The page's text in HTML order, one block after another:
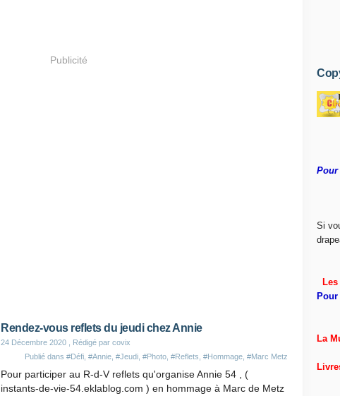
Publicité
Rendez-vous reflets du jeudi chez Annie
24 Décembre 2020 , Rédigé par covix
Publié dans #Défi #Annie #Jeudi #Photo #Reflets #Hommage #Marc Metz
Pour participer au R-d-V reflets qu'organise Annie 54 , (
instants-de-vie-54.eklablog.com ) en hommage à Marc de Metz
Pour
Si
La